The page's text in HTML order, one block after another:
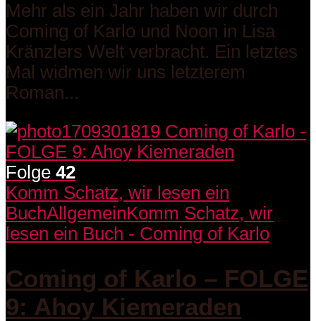
Mehr als ein Jahr haben wir durch
Coming of Karlo und Noon in Lisa
Kränzlers Welt verbracht. Ein letztes
Mal widmen wir uns letzterem
Roman...
Folge 42
Komm Schatz, wir lesen ein
BuchAllgemeinKomm Schatz, wir
lesen ein Buch - Coming of Karlo
Coming of Karlo – FOLGE
9: Ahoy Kiemeraden